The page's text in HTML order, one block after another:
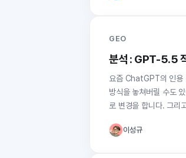
GEO
분석 : GPT-5.5
요즘 ChatGPT의 인용
방식을 놓쳐버릴 수도
로 변경을 합니다. 그리
이성규